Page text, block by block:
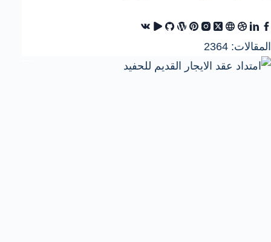
المقالات: 2364